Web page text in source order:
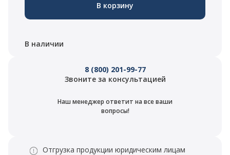
В корзину
В наличии
8 (800) 201-99-77
Звоните за консультацией
Наш менеджер ответит на все ваши
вопросы!
Отгрузка продукции юридическим лицам